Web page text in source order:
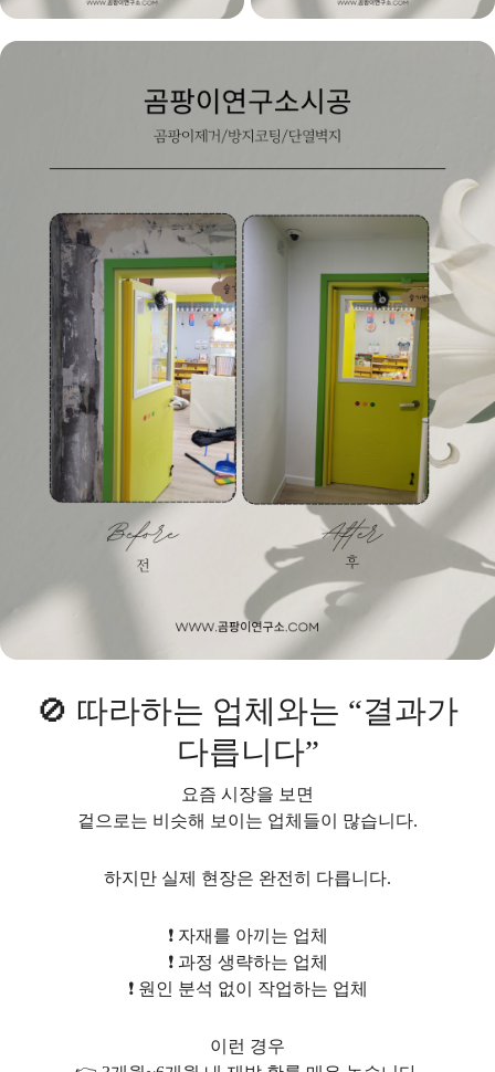
🚫 따라하는 업체와는 “결과가
다릅니다”
요즘 시장을 보면
겉으로는 비슷해 보이는 업체들이 많습니다.
하지만 실제 현장은 완전히 다릅니다.
❗ 자재를 아끼는 업체
❗ 과정 생략하는 업체
❗ 원인 분석 없이 작업하는 업체
이런 경우